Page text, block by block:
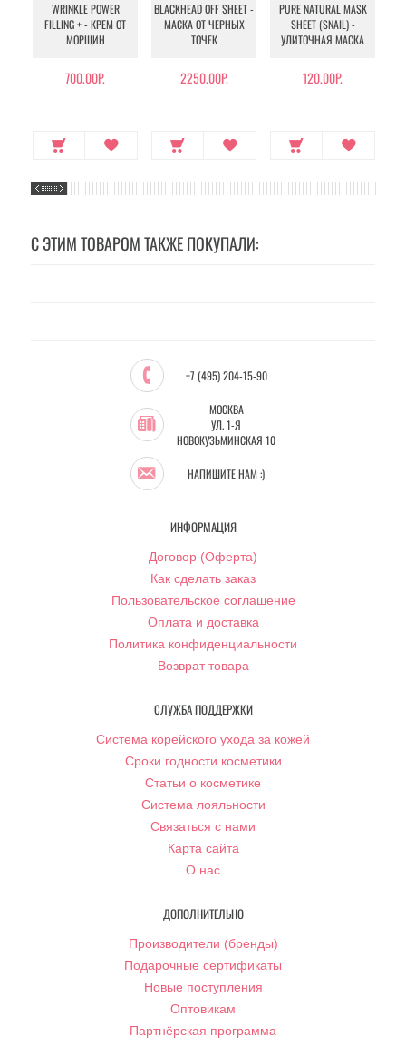
WRINKLE POWER
FILLING + - КРЕМ ОТ
МОРЩИН
700.00Р.
BLACKHEAD OFF SHEET -
МАСКА ОТ ЧЕРНЫХ
ТОЧЕК
2250.00Р.
PURE NATURAL MASK
SHEET (SNAIL) -
УЛИТОЧНАЯ МАСКА
120.00Р.
С ЭТИМ ТОВАРОМ ТАКЖЕ ПОКУПАЛИ:
+7 (495) 204-15-90
МОСКВА
УЛ. 1-Я
НОВОКУЗЬМИНСКАЯ 10
НАПИШИТЕ НАМ :)
ИНФОРМАЦИЯ
Договор (Оферта)
Как сделать заказ
Пользовательское соглашение
Оплата и доставка
Политика конфиденциальности
Возврат товара
СЛУЖБА ПОДДЕРЖКИ
Система корейского ухода за кожей
Сроки годности косметики
Статьи о косметике
Система лояльности
Связаться с нами
Карта сайта
О нас
ДОПОЛНИТЕЛЬНО
Производители (бренды)
Подарочные сертификаты
Новые поступления
Оптовикам
Партнёрская программа